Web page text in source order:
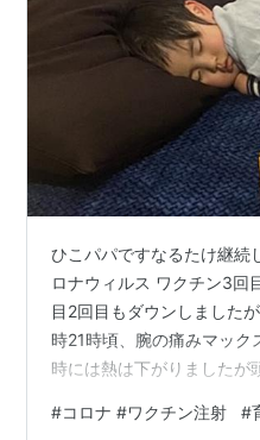
ひこパパですなるたけ継続
ロナウィルス ワクチン3回
目2回目もダウンしました
時21時頃、腕の痛みマッ
時には熱は下がりましたが
かの不調でダウンです寝顔
#コロナ #ワクチン注射 #